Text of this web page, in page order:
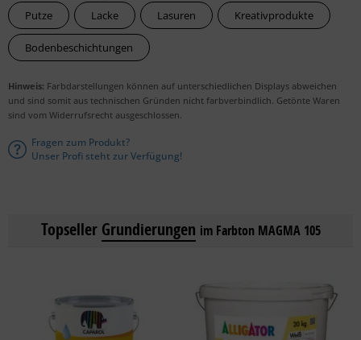
Putze Lacke Lasuren Kreativprodukte
Bodenbeschichtungen
Hinweis: Farbdarstellungen können auf unterschiedlichen Displays abweichen
und sind somit aus technischen Gründen nicht farbverbindlich. Getönte Waren
sind vom Widerrufsrecht ausgeschlossen.
Fragen zum Produkt?
Unser Profi steht zur Verfügung!
Topseller Grundierungen im Farbton MAGMA 105